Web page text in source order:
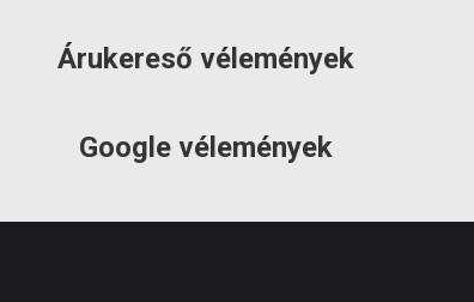
Árukereső vélemények
Google vélemények